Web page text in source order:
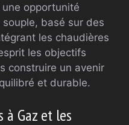
opportunité
souple, basé sur des
les chaudières
les objectifs
construire un avenir
et durable.
à Gaz et les